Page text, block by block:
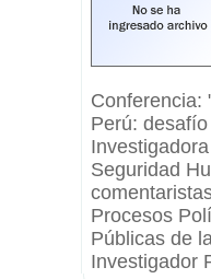
Conferencia:
Perú:
Seguridad
Procesos
Públicas de
Investigador